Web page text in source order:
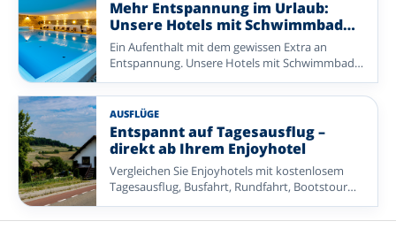
reichhaltigen Frühstücksbuffets und leckeren
Abendessen bis zu schönen Extras, die Ihren
Aufenthalt noch angenehmer machen: Hier
bekommen Sie viel Urlaub zu einem attraktiven
Preis. So bleibt Ihnen mehr Zeit zum
Entspannen, Entdecken und Genießen – mit
einem Angebot, das sein Geld wert ist.
Entdecken Sie eine abwechslungsreiche Auswahl
an Enjoyhotels in den Niederlanden,
Mehr Entspannung im Urlaub:
Unsere Hotels mit Schwimmbad
entdecken
Ein Aufenthalt mit dem gewissen Extra an
Entspannung. Unsere Hotels mit Schwimmbad
bieten die perfekte Kombination aus Komfort,
Genuss und wohltuender Erholung.
AUSFLÜGE
Entspannt auf Tagesausflug –
direkt ab Ihrem Enjoyhotel
Vergleichen Sie Enjoyhotels mit kostenlosem
Tagesausflug, Busfahrt, Rundfahrt, Bootstour
oder einer anderen organisierten Exkursion.
Ideal, wenn Sie ohne eigene Routenplanung